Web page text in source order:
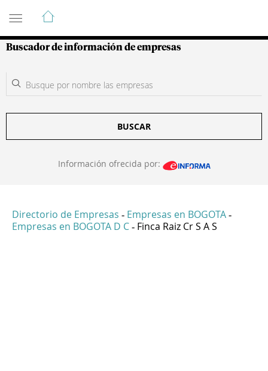
Guía de Empresas Colombianas
Buscador de información de empresas
BUSCAR
Información ofrecida por:
Directorio de Empresas - Empresas en BOGOTA -
Empresas en BOGOTA D C - Finca Raiz Cr S A S